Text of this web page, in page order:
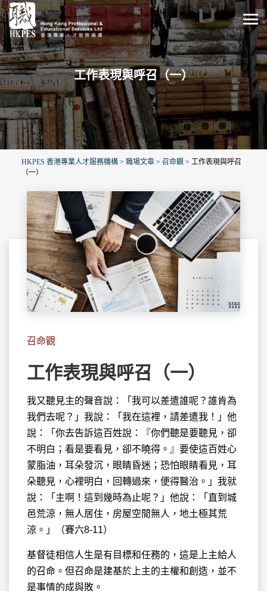
工作表現與呼召（一）
HKPES 香港專業人才服務機構 > 職場文章 > 召命觀 > 工作表現與呼召
（一）
召命觀
工作表現與呼召（一）
我又聽見主的聲音說：「我可以差遣誰呢？誰肯為
我們去呢？」我說：「我在這裡，請差遣我！」他
說：「你去告訴這百姓說：『你們聽是要聽見，卻
不明白；看是要看見，卻不曉得。』要使這百姓心
蒙脂油，耳朵發沉，眼睛昏迷；恐怕眼睛看見，耳
朵聽見，心裡明白，回轉過來，便得醫治。」我就
說：「主啊！這到幾時為止呢？」他說：「直到城
邑荒涼，無人居住，房屋空閒無人，地土極其荒
涼。」（賽六8-11）
基督徒相信人生是有目標和任務的，這是上主給人
的召命。但召命是建基於上主的主權和創造，並不
是事情的成與敗。